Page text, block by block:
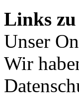
Links zu
Unser
Wir